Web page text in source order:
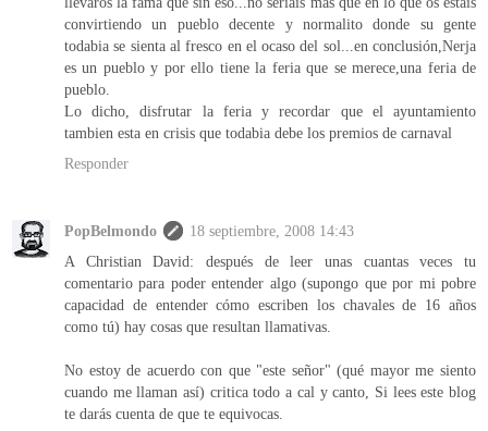
convirtiendo un pueblo decente y normalito donde su gente
todabia se sienta al fresco en el ocaso del sol...en conclusión,Nerja
es un pueblo y por ello tiene la feria que se merece,una feria de
pueblo.
Lo dicho, disfrutar la feria y recordar que el ayuntamiento
tambien esta en crisis que todabia debe los premios de carnaval
Responder
PopBelmondo
18 septiembre, 2008 14:43
A Christian David: después de leer unas cuantas veces tu
comentario para poder entender algo (supongo que por mi pobre
capacidad de entender cómo escriben los chavales de 16 años
como tú) hay cosas que resultan llamativas.
No estoy de acuerdo con que "este señor" (qué mayor me siento
cuando me llaman así) critica todo a cal y canto, Si lees este blog
te darás cuenta de que te equivocas.